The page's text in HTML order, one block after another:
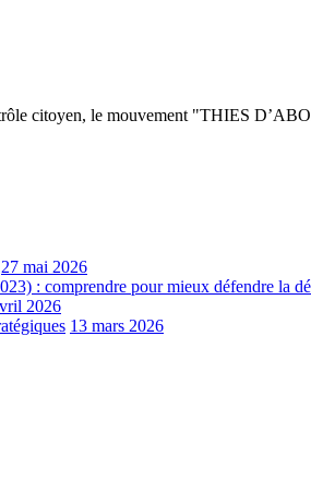
citoyen, le mouvement "THIES
27 mai 2026
: comprendre pour mieux défendre la
2026
13 mars 2026